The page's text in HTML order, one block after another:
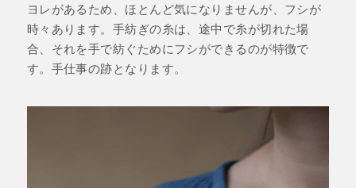
ヨレがあるため、ほとんど気になりませんが、フシが
時々あります。手紡ぎの糸は、途中で糸が切れた場
合、それを手で紡ぐためにフシができるのが特徴で
す。手仕事の跡となります。